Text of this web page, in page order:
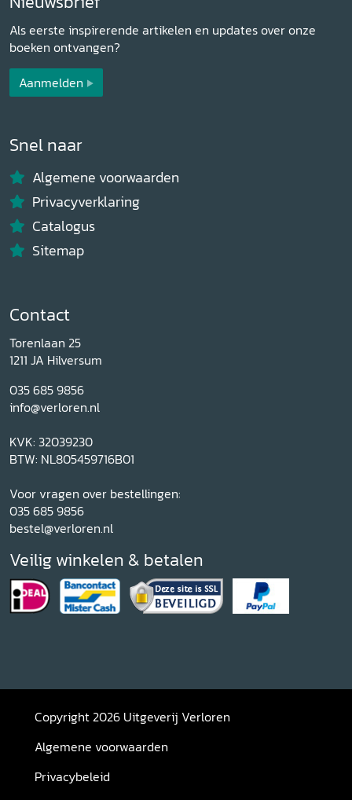
Als eerste inspirerende artikelen en updates over onze
boeken ontvangen?
Aanmelden
Snel naar
Algemene voorwaarden
Privacyverklaring
Catalogus
Sitemap
Contact
Torenlaan 25
1211 JA Hilversum
035 685 9856
info@verloren.nl
KVK: 32039230
BTW: NL805459716B01
Voor vragen over bestellingen:
035 685 9856
bestel@verloren.nl
Veilig winkelen & betalen
Copyright 2026 Uitgeverij Verloren
Algemene voorwaarden
Privacybeleid